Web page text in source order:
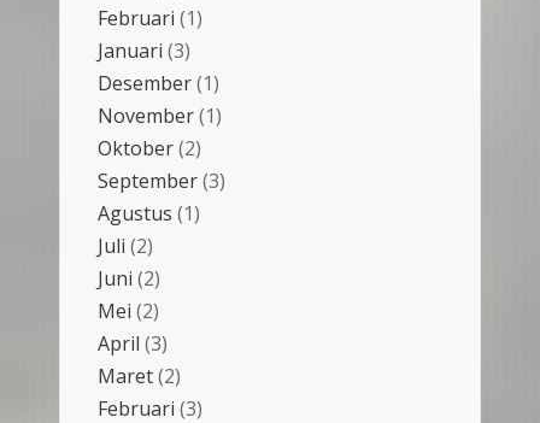
Februari (1)
Januari (3)
Desember(1)
November(1)
Oktober(2)
September(3)
Agustus (1)
Juli (2)
Juni (2)
Mei (2)
April (3)
Maret(2)
Februari (3)